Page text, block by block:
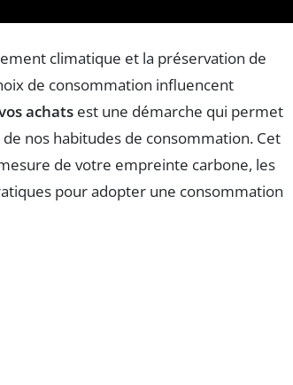
climatique et la préservation de
de consommation influencent
achats est une démarche qui permet
nos habitudes de consommation. Cet
de votre empreinte carbone, les
pour adopter une consommation